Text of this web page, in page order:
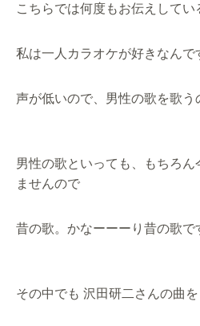
こちらでは何度もお伝えしてい
私は一人カラオケが好きなんで
声が低いので、男性の歌を歌う
男性の歌といっても、もちろん
ませんので
昔の歌。かなーーーり昔の歌で
その中でも 沢田研二さんの曲を